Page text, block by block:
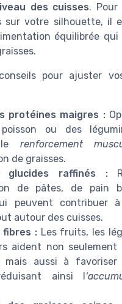
des cuisses. Pour
sur votre silhouette, il
équilibrée
pour ajuster
protéines maigres :
ou des
le renforcement
de graisses.
glucides raffinés :
de pâtes, de pain
peuvent contribuer
autour des cuisses.
fibres : Les fruits, les
aident non seulement
mais aussi à favoriser
ainsi l